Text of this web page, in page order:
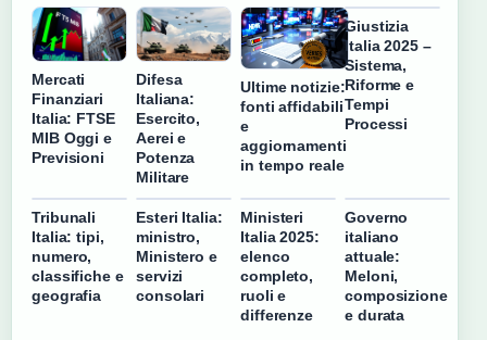
Mercati
Finanziari
Italia: FTSE
MIB Oggi e
Previsioni
Difesa
Italiana:
Esercito,
Aerei e
Potenza
Militare
Ultime notizie:
fonti affidabili
e
aggiornamenti
in tempo reale
Giustizia
Italia 2025 –
Sistema,
Riforme e
Tempi
Processi
Tribunali
Italia: tipi,
numero,
classifiche e
geografia
Esteri Italia:
ministro,
Ministero e
servizi
consolari
Ministeri
Italia 2025:
elenco
completo,
ruoli e
differenze
Governo
italiano
attuale:
Meloni,
composizione
e durata